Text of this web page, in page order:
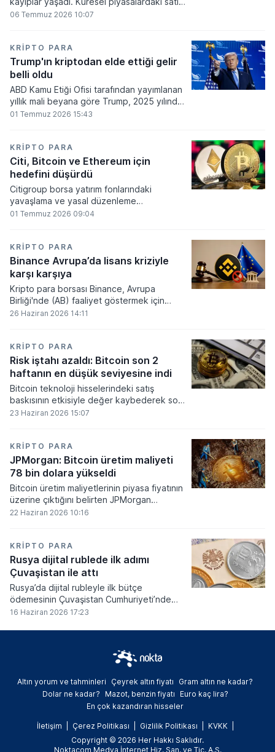
baskısı ve artan faiz baskısının etkisiyle
06 Temmuz 2026 10:07
KRIPTO PARA
Trump'ın kriptodan elde ettiği gelir
belli oldu
ABD Kamu Etiği Ofisi tarafından yayımlanan
yıllık mali beyana göre Trump, 2025 yılında
kripto para ve memecoin faaliyetlerinden
01 Temmuz 2026 15:43
KRIPTO PARA
Citi, Bitcoin ve Ethereum için
hedefini düşürdü
Citigroup borsa yatırım fonlarındaki
yavaşlama ve yasal düzenleme
beklentilerinin zayıflaması üzerine kripto
01 Temmuz 2026 09:04
KRIPTO PARA
Binance Avrupa’da lisans kriziyle
karşı karşıya
Kripto para borsası Binance, Avrupa
Birliği'nde (AB) faaliyet göstermek için
gerekli düzenleyici onayları alamadı.
26 Haziran 2026 14:11
KRIPTO PARA
Risk iştahı azaldı: Bitcoin son 2
haftanın en düşük seviyesine indi
Bitcoin teknoloji hisselerindeki satış
baskısının etkisiyle değer kaybederek son
iki haftanın en düşük seviyesini gördü.
23 Haziran 2026 15:07
KRIPTO PARA
JPMorgan: Bitcoin üretim maliyeti
78 bin dolara yükseldi
Bitcoin üretim maliyetlerinin piyasa fiyatının
üzerine çıktığını belirten JPMorgan
analistleri, madencilik sektöründeki kârlılık
22 Haziran 2026 10:16
KRIPTO PARA
Rusya dijital rublede ilk adımı
Çuvaşistan ile attı
Rusya’da dijital rubleyle ilk bütçe
ödemesinin Çuvaşistan Cumhuriyeti’nde
gerçekleştirildiği bildirildi.
16 Haziran 2026 17:23
Altın yorum ve tahminleri Çeyrek altın fiyatı
Gram altın ne kadar?
Dolar ne kadar?
Mazot, benzin fiyatı
Euro kaç lira?
En çok kazandıran hisseler
İletişim Çerez Politikası Gizlilik Politikası
KVKK
Copyright © 2026 Her Hakkı Saklıdır.
Noktacom Medya İnternet Hiz. San. ve Tic. A.Ş.